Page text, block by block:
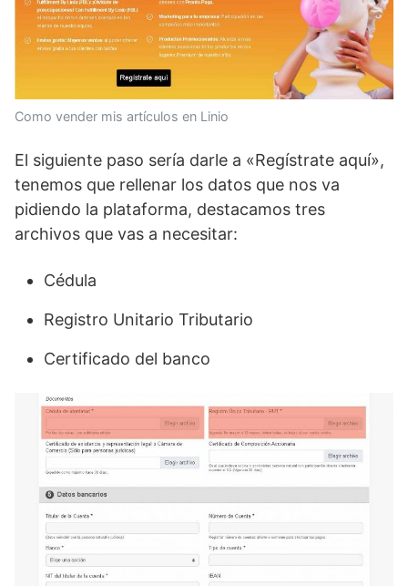
Como vender mis artículos en Linio
El siguiente paso sería darle a «Regístrate aquí»,
tenemos que rellenar los datos que nos va
pidiendo la plataforma, destacamos tres
archivos que vas a necesitar:
Cédula
Registro Unitario Tributario
Certificado del banco